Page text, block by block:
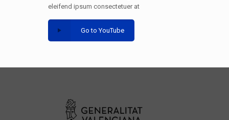
eleifend ipsum consectetuer at
Go to YouTube